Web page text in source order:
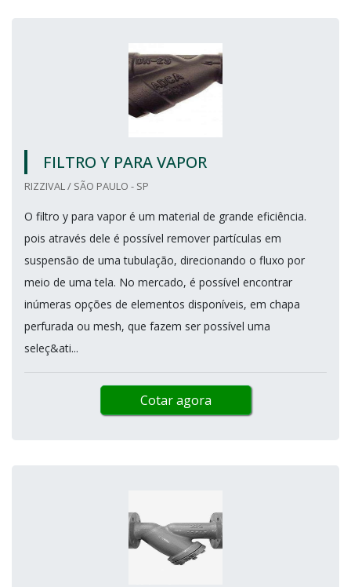
FILTRO Y PARA VAPOR
RIZZIVAL / SÃO PAULO - SP
O filtro y para vapor é um material de grande eficiência.
pois através dele é possível remover partículas em
suspensão de uma tubulação, direcionando o fluxo por
meio de uma tela. No mercado, é possível encontrar
inúmeras opções de elementos disponíveis, em chapa
perfurada ou mesh, que fazem ser possível uma
seleç&ati...
Cotar agora